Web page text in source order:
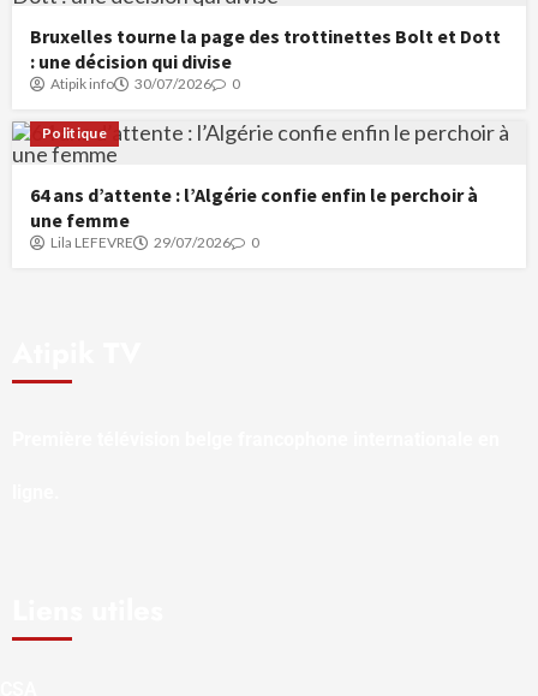
Bruxelles tourne la page des trottinettes Bolt et Dott
: une décision qui divise
Atipik info 30/07/2026 0
Politique
64 ans d’attente : l’Algérie confie enfin le perchoir à
une femme
Lila LEFEVRE 29/07/2026 0